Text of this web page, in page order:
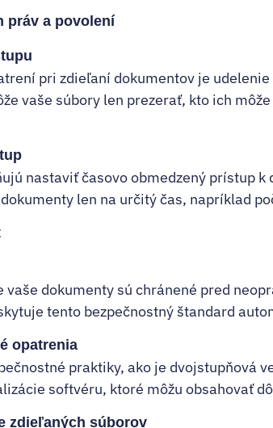
práv a povolení
pri zdieľaní dokumentov je
vaše súbory len prezerať, kto ich
nastaviť časovo obmedzený prístup k
len na určitý čas, napríklad
vaše dokumenty sú chránené pred
tento bezpečnostný štandard
opatrenia
praktiky, ako je dvojstupňová
softvéru, ktoré môžu obsahovať
zdieľaných súborov